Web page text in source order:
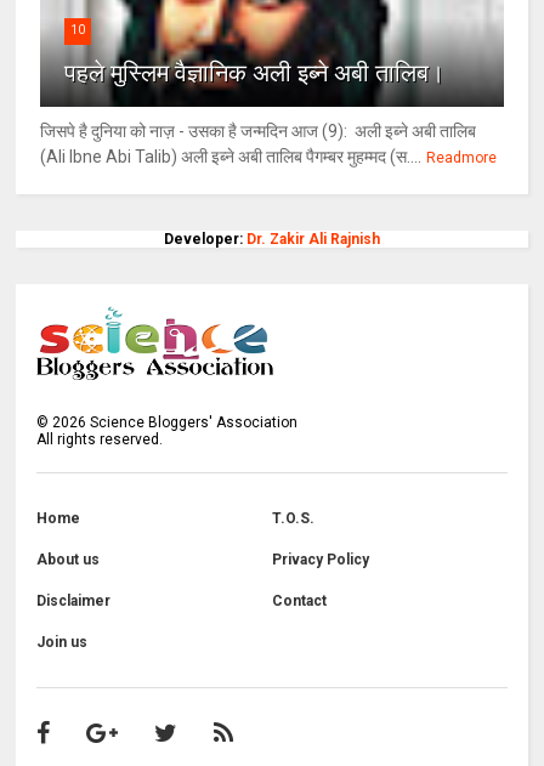
10
पहले मुस्लिम वैज्ञानिक अली इब्ने अबी तालिब।
जिसपे है दुनिया को नाज़ - उसका है जन्मदिन आज (9): अली इब्ने अबी तालिब
(Ali Ibne Abi Talib) अली इब्ने अबी तालिब पैगम्बर मुहम्मद (स....
Readmore
Developer: Dr. Zakir Ali Rajnish
©2026 Science Bloggers' Association
All rights reserved.
Home T.O.S.
About us Privacy Policy
Disclaimer Contact
Join us